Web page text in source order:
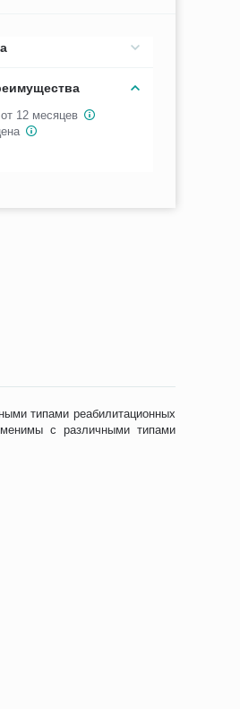
12 месяцев
типами реабилитационных
с различными типами